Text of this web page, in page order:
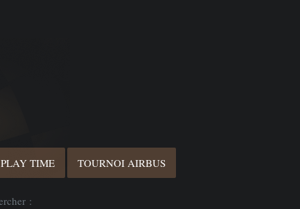
PLAY TIME TOURNOI AIRBUS
: